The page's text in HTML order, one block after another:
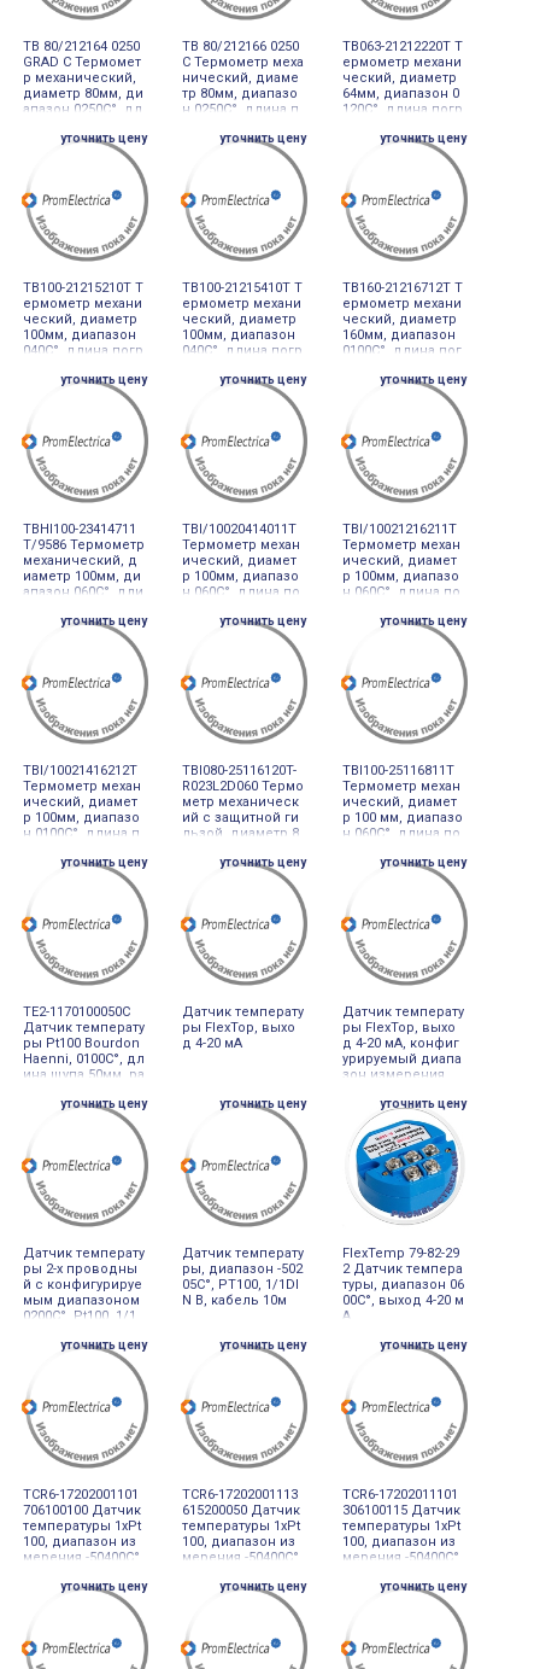
TB 80/212164 0250
GRAD C Термомет
р механический,
диаметр 80мм, ди
апазон 0250С°, дл
сти 160мм
TB 80/212166 0250
C Термометр меха
нический, диаме
тр 80мм, диапазо
н 0250С°, длина п
TB063-21212220T Т
ермометр механи
ческий, диаметр
64мм, диапазон 0
120С°, длина погр
уточнить цену
TB100-21215210T Т
ермометр механи
ческий, диаметр
100мм, диапазон
040С°, длина погр
уточнить цену
TB100-21215410T Т
ермометр механи
ческий, диаметр
100мм, диапазон
040С°, длина погр
уточнить цену
TB160-21216712T Т
ермометр механи
ческий, диаметр
160мм, диапазон
0100С°, длина пог
уточнить цену
TBHI100-23414711
T/9586 Термометр
механический, д
иаметр 100мм, ди
апазон 060С°, дли
ти 400мм, IP68
уточнить цену
TBI/10020414011T
Термометр механ
ический, диамет
р 100мм, диапазо
н 060С°, длина по
уточнить цену
TBI/10021216211T
Термометр механ
ический, диамет
р 100мм, диапазо
н 060С°, длина по
уточнить цену
TBI/10021416212T
Термометр механ
ический, диамет
р 100мм, диапазо
н 0100С°, длина п
уточнить цену
TBI080-25116120T-
R023L2D060 Термо
метр механическ
ий с защитной ги
льзой, диаметр 8
20С°, длина погру
жной части 60мм
уточнить цену
TBI100-25116811T
Термометр механ
ический, диамет
р 100 мм, диапазо
н 060С°, длина по
уточнить цену
TE2-1170100050C
Датчик температу
ры Pt100 Bourdon
Haenni, 0100С°, дл
ина щупа 50мм, ра
уточнить цену
Датчик температу
ры FlexTop, выхо
д 4-20 мА
уточнить цену
Датчик температу
ры FlexTop, выхо
д 4-20 мА, конфиг
урируемый диапа
зон измерения
уточнить цену
Датчик температу
ры 2-х проводны
й с конфигурируе
мым диапазоном
0200С°, Pt100, 1/1
уточнить цену
Датчик температу
ры, диапазон -502
05С°, PT100, 1/1DI
N B, кабель 10м
уточнить цену
FlexTemp 79-82-29
2 Датчик темпера
туры, диапазон 06
00С°, выход 4-20 м
А
уточнить цену
TCR6-17202001101
706100100 Датчик
температуры 1хPt
100, диапазон из
мерения -50400С°,
уточнить цену
TCR6-17202001113
615200050 Датчик
температуры 1хPt
100, диапазон из
мерения -50400С°,
ль М20, выход 4-2
уточнить цену
TCR6-17202011101
306100115 Датчик
температуры 1хPt
100, диапазон из
мерения -50400С°,
ль М20, выход 4-2
уточнить цену уточнить цену уточнить цену